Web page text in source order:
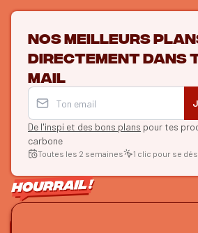
Nos meilleurs
directement dans
mail
De l'inspi et des bons plans pour tes
carbone
Toutes les 2 semaines 1 clic pour se
ON SE SUIT ?